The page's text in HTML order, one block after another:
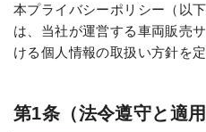
本プライバシーポリシー（以
は、当社が運営する車両販売
ける個人情報の取扱い方針を
第1条（法令遵守と適用